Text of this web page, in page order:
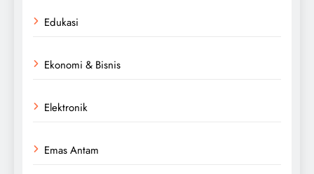
Edukasi
Ekonomi & Bisnis
Elektronik
Emas Antam